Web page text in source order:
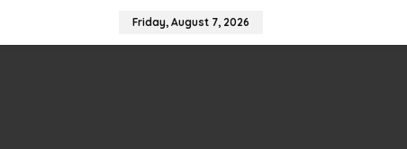
Friday, August 7, 2026